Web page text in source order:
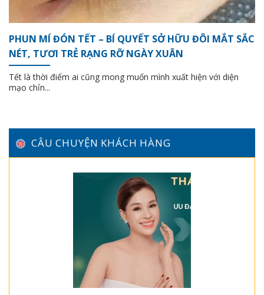
PHUN MÍ ĐÓN TẾT – BÍ QUYẾT SỞ HỮU ĐÔI MẮT SẮC
NÉT, TƯƠI TRẺ RẠNG RỠ NGÀY XUÂN
Tết là thời điểm ai cũng mong muốn mình xuất hiện với diện
mạo chỉn...
CÂU CHUYỆN KHÁCH HÀNG